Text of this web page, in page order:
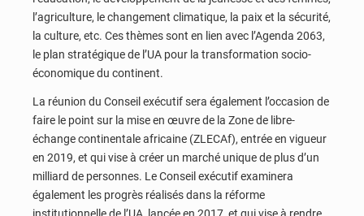
l’agriculture, le changement climatique, la paix et la sécurité,
la culture, etc. Ces thèmes sont en lien avec l’Agenda 2063,
le plan stratégique de l’UA pour la transformation socio-
économique du continent.
La réunion du Conseil exécutif sera également l’occasion de
faire le point sur la mise en œuvre de la Zone de libre-
échange continentale africaine (ZLECAf), entrée en vigueur
en 2019, et qui vise à créer un marché unique de plus d’un
milliard de personnes. Le Conseil exécutif examinera
également les progrès réalisés dans la réforme